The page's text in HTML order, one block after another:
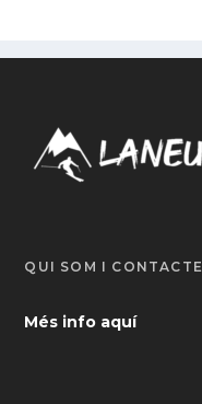
QUI SOM I CONTACTE
Més info aquí